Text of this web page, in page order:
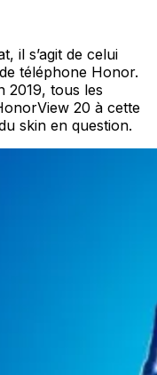
il s’agit de celui
téléphone Honor.
2019, tous les
20 à cette
skin en question.